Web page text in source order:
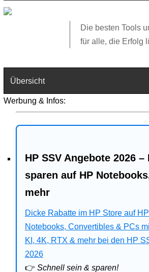
Die besten Tools
für alle, die Erfolg
Übersicht
Technik
Web
Business
Angebote
Bitdefender
Werbung & Infos:
HP SSV Angebote 2026
sparen auf HP
mehr
Dicke Rabatte im HP Store auf
Notebooks, Convertibles & PCs
KI, 4K, RTX & mehr bei den HP
2026
👉 Schnell sein & sparen!